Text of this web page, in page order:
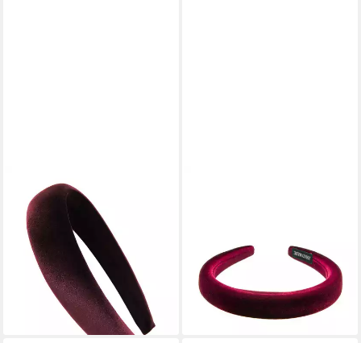
Haarreif Samt Haarreif Klassik
gepolstert, Wunderschön
Vintage Damen Stirnband
Haarschmuck Haarreifen
14,99 €
lieferbar - in 3-4 Werktagen bei dir
+1
Haarschmuck Haarreifen
13,99 €
lieferbar - in 3-4 Werktagen bei dir